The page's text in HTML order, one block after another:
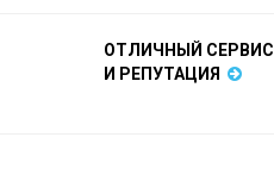
ОТЛИЧНЫЙ СЕРВИС
И РЕПУТАЦИЯ